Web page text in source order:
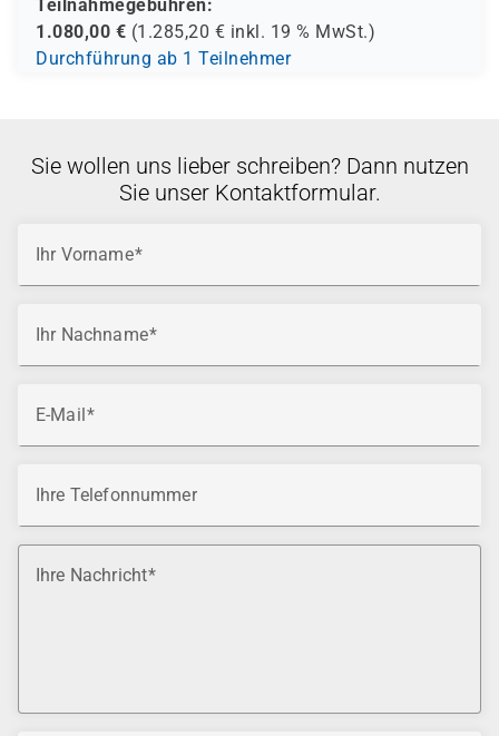
Teilnahmegebühren:
1.080,00 € (1.285,20 € inkl. 19 % MwSt.)
Durchführung ab 1 Teilnehmer
Sie wollen uns lieber schreiben? Dann nutzen
Sie unser Kontaktformular.
Ihr Vorname
Ihr Nachname
E-Mail
Ihre Telefonnummer
Ihre Nachricht